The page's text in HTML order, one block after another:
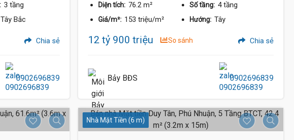
3 tầng
Tây Bắc
Chia sẻ
0902696839
Diện tích: 76.2 m² Số tầng: 4 tầng
Giá/m²: 153 triệu/m² Hướng: Tây
12 tỷ 900 triệu So sánh Chia sẻ
Bảy BĐS 0902696839
Nhà Mặt Tiền (6 m)